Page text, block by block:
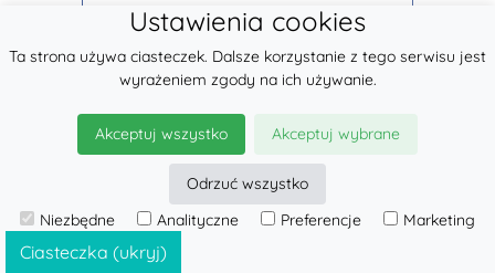
© 2026LennyLamb sp. z o.o.
·Chusty Elastyczne
Ciasteczka (ukryj)
Ustawienia cookies
Ta strona używa ciasteczek. Dalsze korzystanie z tego serwisu jest
wyrażeniem zgody na ich używanie.
Akceptuj wszystko Akceptuj wybrane
Odrzuć wszystko
Niezbędne
Analityczne Preferencje Marketing